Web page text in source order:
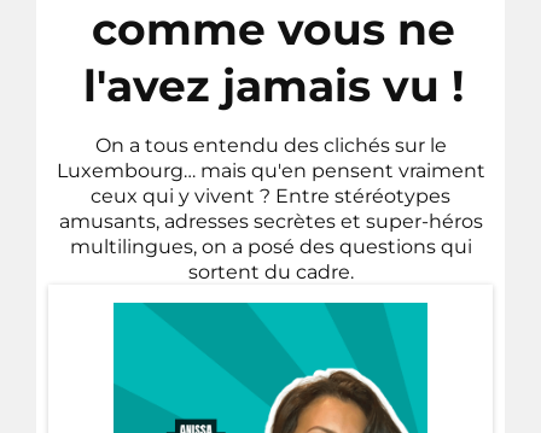
comme vous ne
l'avez jamais vu !
On a tous entendu des clichés sur le
Luxembourg… mais qu'en pensent vraiment
ceux qui y vivent ? Entre stéréotypes
amusants, adresses secrètes et super-héros
multilingues, on a posé des questions qui
sortent du cadre.